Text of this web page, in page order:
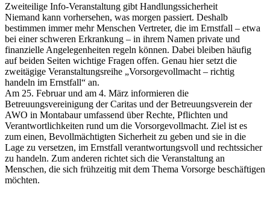
Zweiteilige Info-Veranstaltung gibt Handlungssicherheit
Niemand kann vorhersehen, was morgen passiert. Deshalb
bestimmen immer mehr Menschen Vertreter, die im Ernstfall – etwa
bei einer schweren Erkrankung – in ihrem Namen private und
finanzielle Angelegenheiten regeln können. Dabei bleiben häufig
auf beiden Seiten wichtige Fragen offen. Genau hier setzt die
zweitägige Veranstaltungsreihe „Vorsorgevollmacht – richtig
handeln im Ernstfall“ an.
Am 25. Februar und am 4. März informieren die
Betreuungsvereinigung der Caritas und der Betreuungsverein der
AWO in Montabaur umfassend über Rechte, Pflichten und
Verantwortlichkeiten rund um die Vorsorgevollmacht. Ziel ist es
zum einen, Bevollmächtigten Sicherheit zu geben und sie in die
Lage zu versetzen, im Ernstfall verantwortungsvoll und rechtssicher
zu handeln. Zum anderen richtet sich die Veranstaltung an
Menschen, die sich frühzeitig mit dem Thema Vorsorge beschäftigen
möchten.